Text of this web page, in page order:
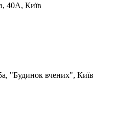
40А, Київ
"Будинок вчених", Київ